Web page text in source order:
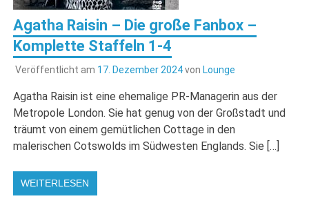
Agatha Raisin – Die große Fanbox –
Komplette Staffeln 1-4
Veröffentlicht am 17. Dezember 2024von Lounge
Agatha Raisin ist eine ehemalige PR-Managerin aus der
Metropole London. Sie hat genug von der Großstadt und
träumt von einem gemütlichen Cottage in den
malerischen Cotswolds im Südwesten Englands. Sie […]
WEITERLESEN